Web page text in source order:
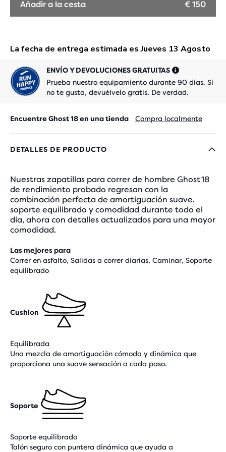
Añadir a la cesta € 150
ENVÍO Y DEVOLUCIONES GRATUITAS
Prueba nuestro equipamiento durante 90 días. Si
no te gusta, devuélvelo gratis. De verdad.
Encuentre Ghost 18 en una tienda Compra localmente
DETALLES DE PRODUCTO
Nuestras zapatillas para correr de hombre Ghost 18
de rendimiento probado regresan con la
combinación perfecta de amortiguación suave,
soporte equilibrado y comodidad durante todo el
día, ahora con detalles actualizados para una mayor
comodidad.
Las mejores para
Correr en asfalto, Salidas a correr diarias, Caminar, Soporte
equilibrado
Cushion
Equilibrada
Una mezcla de amortiguación cómoda y dinámica que
proporciona una suave sensación a cada paso.
Soporte
Soporte equilibrado
Talón seguro con puntera dinámica que ayuda a